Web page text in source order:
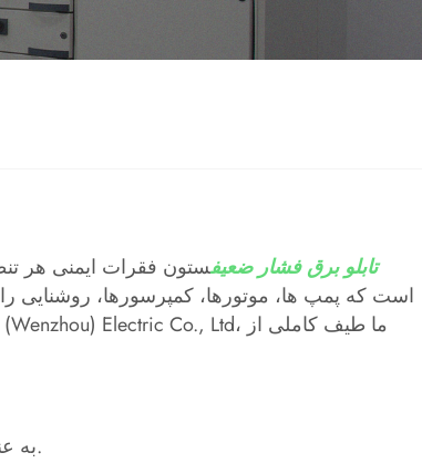
تابلو برق فشار ضعیف
است که پمپ ها، موتورها، کمپرسورها، روشنایی
بهمی خواهم تابلو برق ولتاژ پایین سفارشی را برای شما ارائه کنم که نقش مهمی در ایمنی و حفاظت دارد.